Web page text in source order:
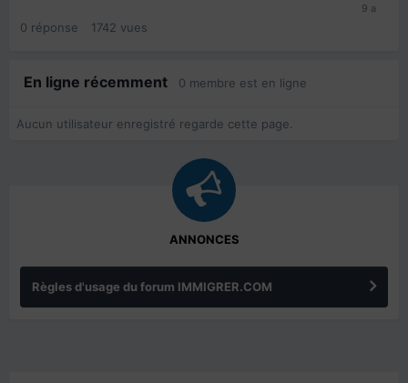
0 réponse 1742 vues
En ligne récemment 0 membre est en ligne
Aucun utilisateur enregistré regarde cette page.
ANNONCES
Règles d'usage du forum IMMIGRER.COM